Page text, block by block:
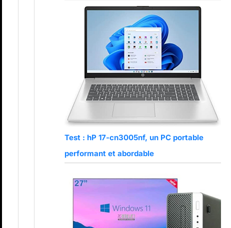
Test : hP 17-cn3005nf, un PC portable
performant et abordable